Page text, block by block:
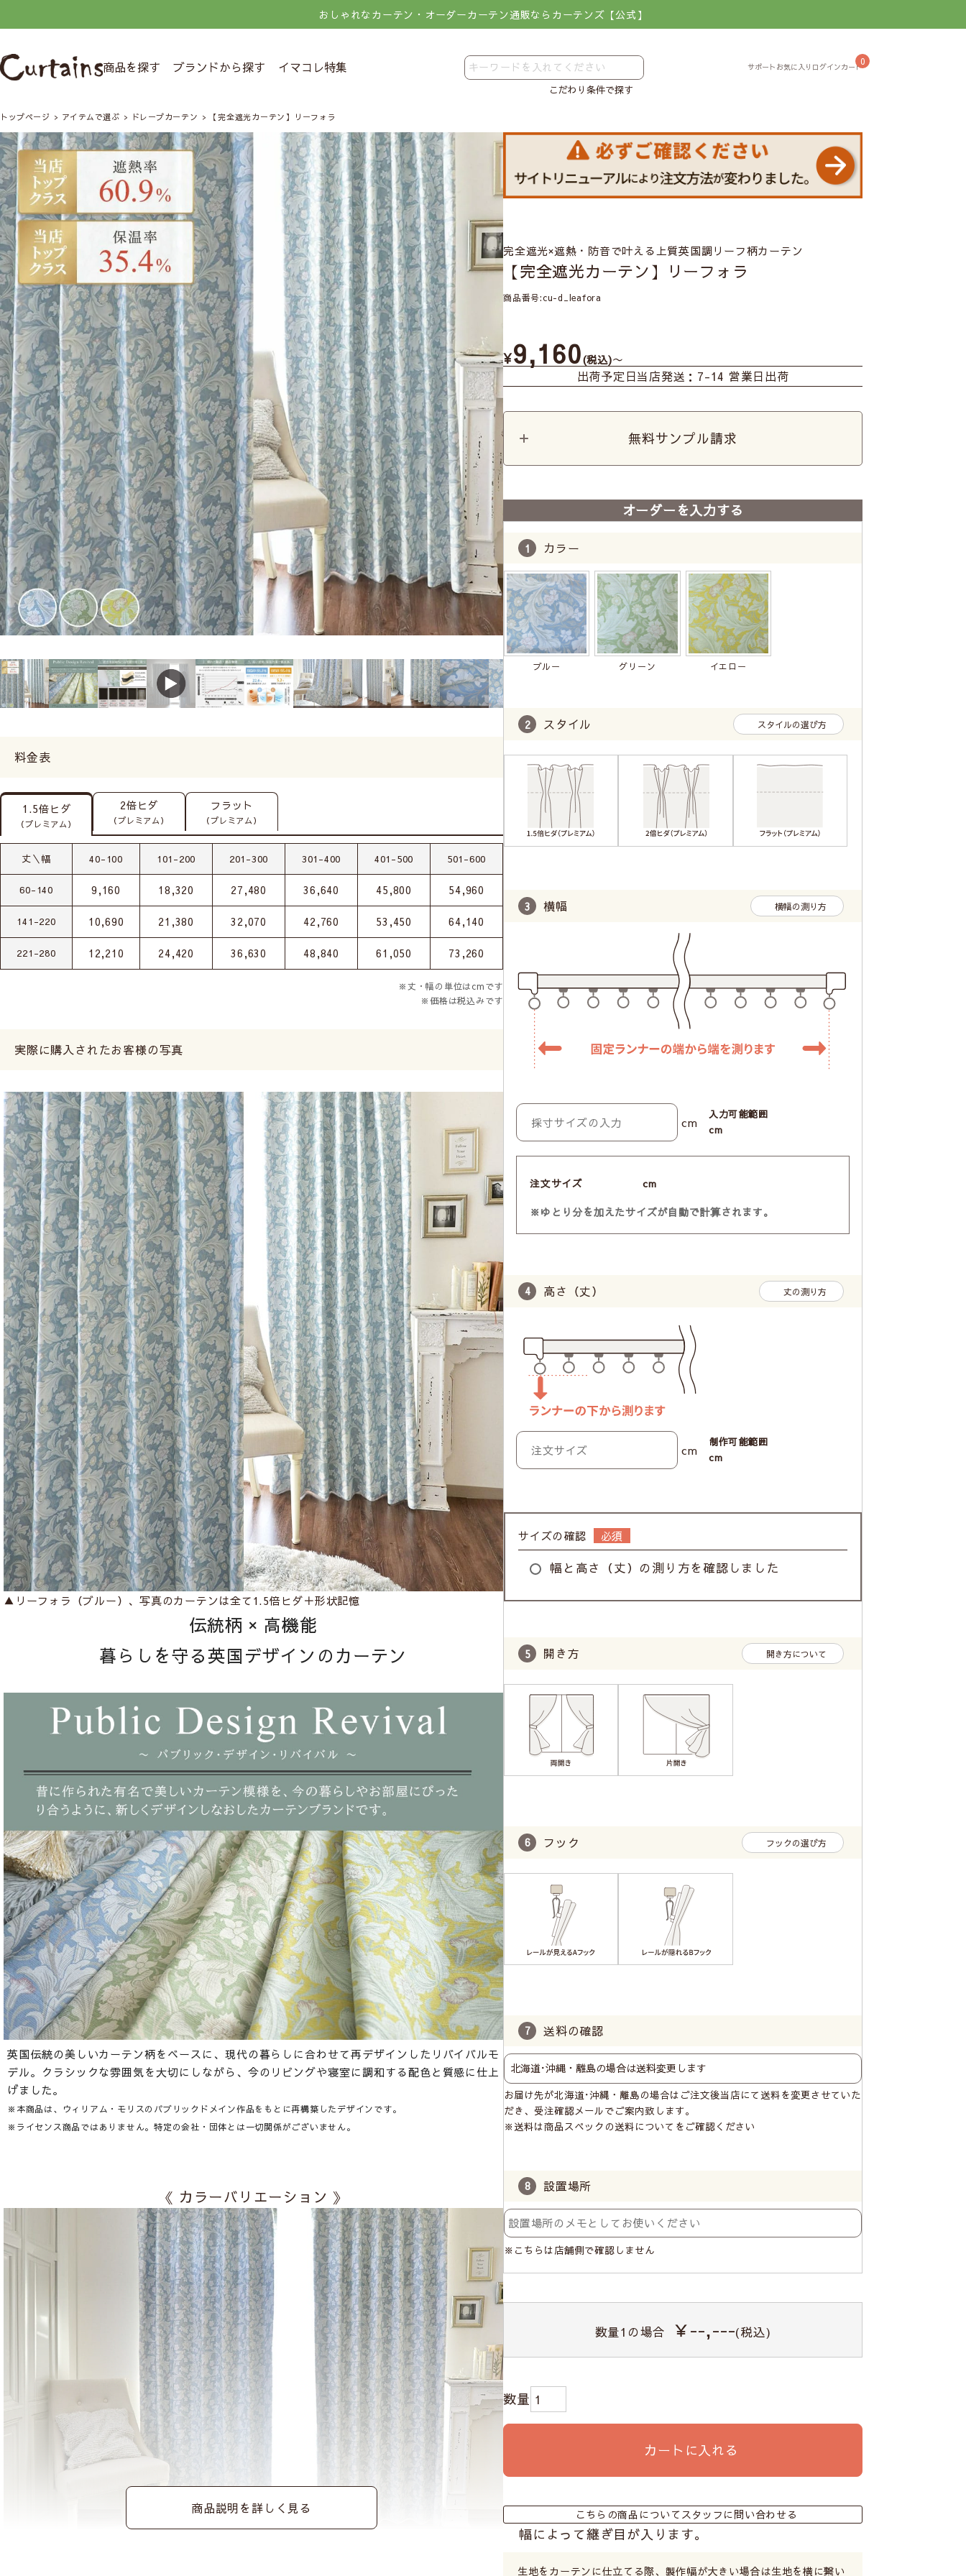
おしゃれなカーテン・オーダーカーテン通販ならカーテンズ【公式】
商品を探す ブランドから探す イマコレ特集
こだわり条件で探す
0
トップページ アイテムで選ぶ ドレープカーテン 【完全遮光カーテン】リーフォラ
料金表
1.5倍ヒダ
（プレミアム）
2倍ヒダ
（プレミアム）
フラット
（プレミアム）
丈＼幅 40-100 101-200 201-300 301-400 401-500 501-600
60-140 9,160 18,320 27,480 36,640 45,800 54,960
141-220 10,690 21,380 32,070 42,760 53,450 64,140
221-280 12,210 24,420 36,630 48,840 61,050 73,260
※丈・幅の単位はcmです
※価格は税込みです
実際に購入されたお客様の写真
▲リーフォラ（ブルー）、写真のカーテンは全て1.5倍ヒダ＋形状記憶
伝統柄 × 高機能
暮らしを守る英国デザインのカーテン
英国伝統の美しいカーテン柄をベースに、現代の暮らしに合わせて再デザインしたリバイバルモ
デル。クラシックな雰囲気を大切にしながら、今のリビングや寝室に調和する配色と質感に仕上
げました。
※本商品は、ウィリアム・モリスのパブリックドメイン作品をもとに再構築したデザインです。
※ライセンス商品ではありません。特定の会社・団体とは一切関係がございません。
《 カラーバリエーション 》
商品説明を詳しく見る
完全遮光×遮熱・防音で叶える上質英国調リーフ柄カーテン
【完全遮光カーテン】リーフォラ
商品番号 cu-d_leafora
¥9,160 税込 〜
出荷予定日当店発送：7-14 営業日出荷
無料サンプル請求
オーダーを入力する
カラー
ブルー グリーン イエロー
スタイル スタイルの選び方
横幅 横幅の測り方
cm
入力可能範囲
cm
注文サイズ cm
※ゆとり分を加えたサイズが自動で計算されます。
高さ（丈） 丈の測り方
cm
制作可能範囲
cm
サイズの確認
幅と高さ（丈）の測り方を確認しました
開き方 開き方について
フック フックの選び方
送料の確認
お届け先が北海道･沖縄・離島の場合はご注文後当店にて送料を変更させていた
だき、受注確認メールでご案内致します。
※送料は商品スペックの送料についてをご確認ください
設置場所
※こちらは店舗側で確認しません
数量1 の場合 ￥--,---(税込)
カートに入れる
こちらの商品についてスタッフに問い合わせる
幅によって継ぎ目が入ります。
生地をカーテンに仕立てる際、製作幅が大きい場合は生地を横に繋い